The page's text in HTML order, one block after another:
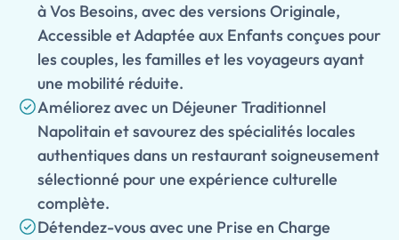
à Vos Besoins, avec des versions Originale,
Accessible et Adaptée aux Enfants conçues pour
les couples, les familles et les voyageurs ayant
une mobilité réduite.
Améliorez avec un Déjeuner Traditionnel
Napolitain et savourez des spécialités locales
authentiques dans un restaurant soigneusement
sélectionné pour une expérience culturelle
complète.
Détendez-vous avec une Prise en Charge